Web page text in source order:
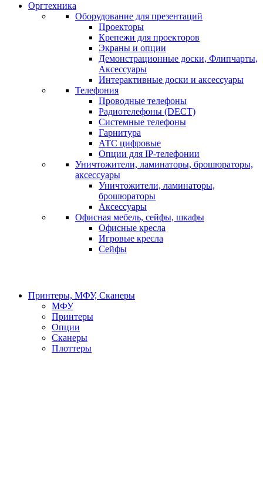
Оргтехника
Оборудование для презентаций
Проекторы
Крепежи для проекторов
Экраны и опции
Демонстрационные доски, Флипчарты,
Аксессуары
Интерактивные доски и аксессуары
Телефония
Проводные телефоны
Радиотелефоны (DECT)
Системные телефоны
Гарнитура
АТС цифровые
Опции для IP-телефонии
Уничтожители, ламинаторы, брошюраторы,
аксессуары
Уничтожители, ламинаторы,
брошюраторы
Аксессуары
Офисная мебель, сейфы, шкафы
Офисные кресла
Игровые кресла
Сейфы
Принтеры, МФУ, Сканеры
МФУ
Принтеры
Опции
Сканеры
Плоттеры